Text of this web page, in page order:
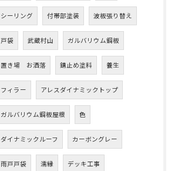
シーリング 付帯部塗装 波板張り替え
戸袋 武蔵村山 ガルバリウム鋼板
置き場 お洒落 錆止め塗料 養生
フィラー アレスダイナミックトップ
ガルバリウム鋼板屋根 色
ダイナミックルーフ カーボングレー
雨戸戸袋 濡縁 デッキ工事